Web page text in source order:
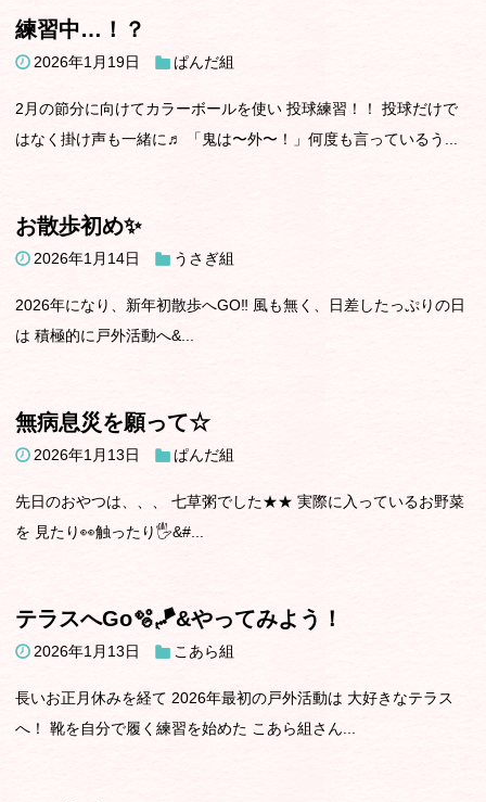
練習中…！？
2026年1月19日 ぱんだ組
2月の節分に向けてカラーボールを使い 投球練習！！ 投球だけで
はなく掛け声も一緒に♬ 「鬼は〜外〜！」何度も言っているう...
お散歩初め✨
2026年1月14日 うさぎ組
2026年になり、新年初散歩へGO‼️ 風も無く、日差したっぷりの日
は 積極的に戸外活動へ&...
無病息災を願って☆
2026年1月13日 ぱんだ組
先日のおやつは、、、 七草粥でした★★ 実際に入っているお野菜
を 見たり👀触ったり🖐&#...
テラスへGo🫧🪁&やってみよう！
2026年1月13日 こあら組
長いお正月休みを経て 2026年最初の戸外活動は 大好きなテラス
へ！ 靴を自分で履く練習を始めた こあら組さん...